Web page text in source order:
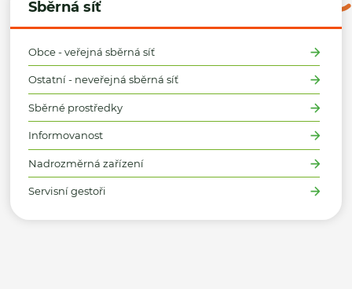
Sběrná síť
Obce - veřejná sběrná síť
Ostatní - neveřejná sběrná síť
Sběrné prostředky
Informovanost
Nadrozměrná zařízení
Servisní gestoři